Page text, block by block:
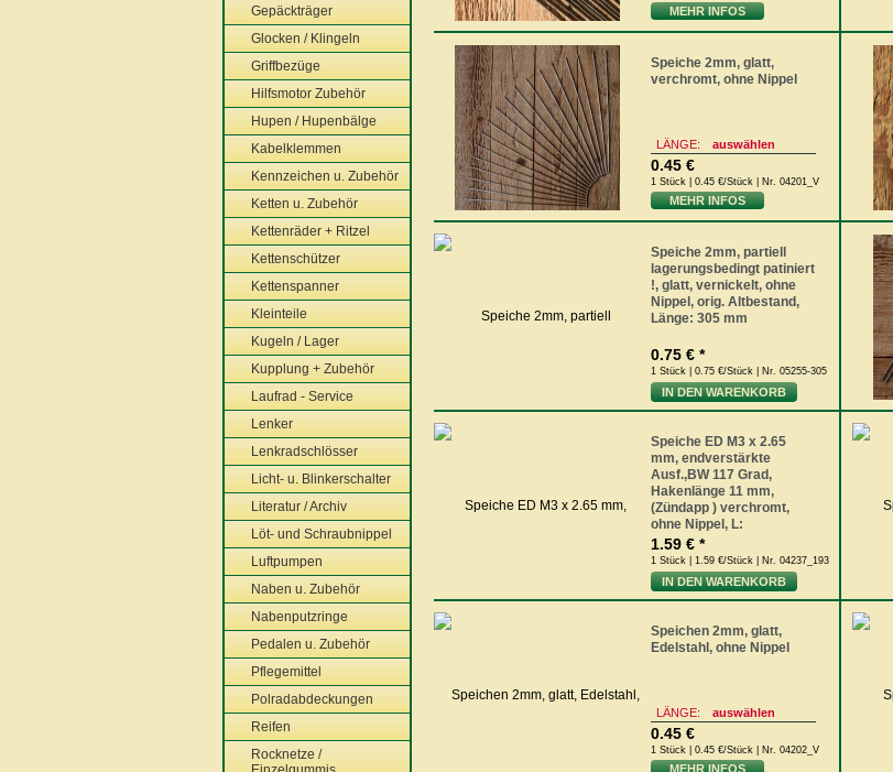
Gepäckträger
Glocken / Klingeln
Griffbezüge
Hilfsmotor Zubehör
Hupen / Hupenbälge
Kabelklemmen
Kennzeichen u. Zubehör
Ketten u. Zubehör
Kettenräder + Ritzel
Kettenschützer
Kettenspanner
Kleinteile
Kugeln / Lager
Kupplung + Zubehör
Laufrad - Service
Lenker
Lenkradschlösser
Licht- u. Blinkerschalter
Literatur / Archiv
Löt- und Schraubnippel
Luftpumpen
Naben u. Zubehör
Nabenputzringe
Pedalen u. Zubehör
Pflegemittel
Polradabdeckungen
Reifen
Rocknetze /
MEHR INFOS
Speiche 2mm, glatt,
verchromt, ohne Nippel
LÄNGE: auswählen
0.45 €
1 Stück | 0.45 €/Stück | Nr. 04201_V
MEHR INFOS
Speiche 2mm, partiell
lagerungsbedingt patiniert
!, glatt, vernickelt, ohne
Nippel, orig. Altbestand,
Länge: 305 mm
0.75 € *
1 Stück | 0.75 €/Stück | Nr. 05255-305
IN DEN WARENKORB
Speiche ED M3 x 2.65
mm, endverstärkte
Ausf.,BW 117 Grad,
Hakenlänge 11 mm,
(Zündapp ) verchromt,
ohne Nippel, L:
1.59 € *
1 Stück | 1.59 €/Stück | Nr. 04237_193
IN DEN WARENKORB
Speichen 2mm, glatt,
Edelstahl, ohne Nippel
LÄNGE: auswählen
0.45 €
1 Stück | 0.45 €/Stück | Nr. 04202_V
MEHR INFOS